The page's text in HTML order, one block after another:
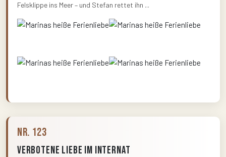
Felsklippe ins Meer – und Stefan rettet ihn ...
Nr. 123
Verbotene Liebe im Internat